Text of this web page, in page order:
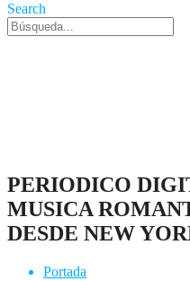
Search
PERIODICO
MUSICA
DESDE NEW
Portada